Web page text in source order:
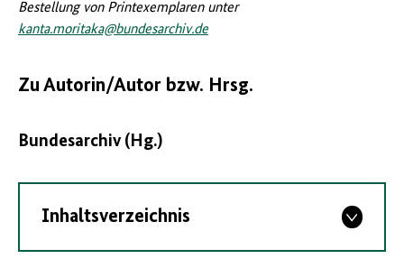
Bestellung von Printexemplaren unter
kanta.moritaka@bundesarchiv.de
Zu Autorin/Autor bzw. Hrsg.
Bundesarchiv (Hg.)
Inhaltsverzeichnis